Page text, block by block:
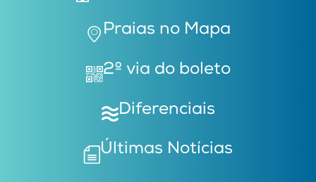
Praias no Mapa
2º via do boleto
Diferenciais
Últimas Notícias